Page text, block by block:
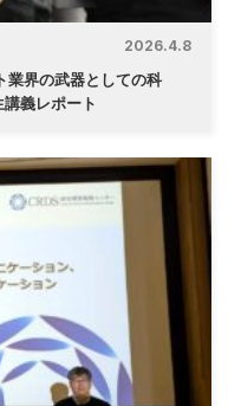
2026.4.8
業界の武器としての科
講義レポート